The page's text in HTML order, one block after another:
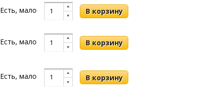
Есть, мало
Есть, мало
Есть, мало